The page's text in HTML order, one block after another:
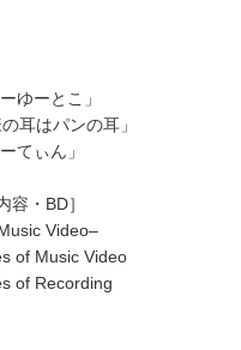
ゆーとこ」
耳はパンの耳」
ぃん」
・BD］
Video–
of Music Video
of Recording